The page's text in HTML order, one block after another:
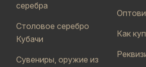
серебра
Столовое серебро
Кубачи
Сувениры, оружие из
Как